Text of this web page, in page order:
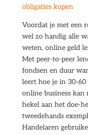
obligaties kopen
Voordat je met een
wel zo handig alle
weten, online geld
Met peer-to-peer
fondsen en duur
leert hoe je in 30-60
online business kan
hekel aan het doe-
tweedehands
Handelaren